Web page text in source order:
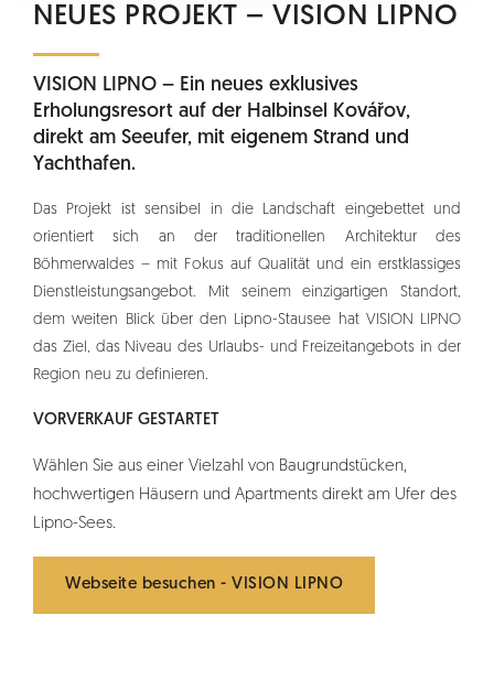
NEUES PROJEKT – VISION LIPNO
VISION LIPNO – Ein neues exklusives
Erholungsresort auf der Halbinsel Kovářov,
direkt am Seeufer, mit eigenem Strand und
Yachthafen.
Das Projekt ist sensibel in die Landschaft eingebettet und
orientiert sich an der traditionellen Architektur des
Böhmerwaldes – mit Fokus auf Qualität und ein erstklassiges
Dienstleistungsangebot. Mit seinem einzigartigen Standort,
dem weiten Blick über den Lipno-Stausee hat VISION LIPNO
das Ziel, das Niveau des Urlaubs- und Freizeitangebots in der
Region neu zu definieren.
VORVERKAUF GESTARTET
Wählen Sie aus einer Vielzahl von Baugrundstücken,
hochwertigen Häusern und Apartments direkt am Ufer des
Lipno-Sees.
Webseite besuchen - VISION LIPNO